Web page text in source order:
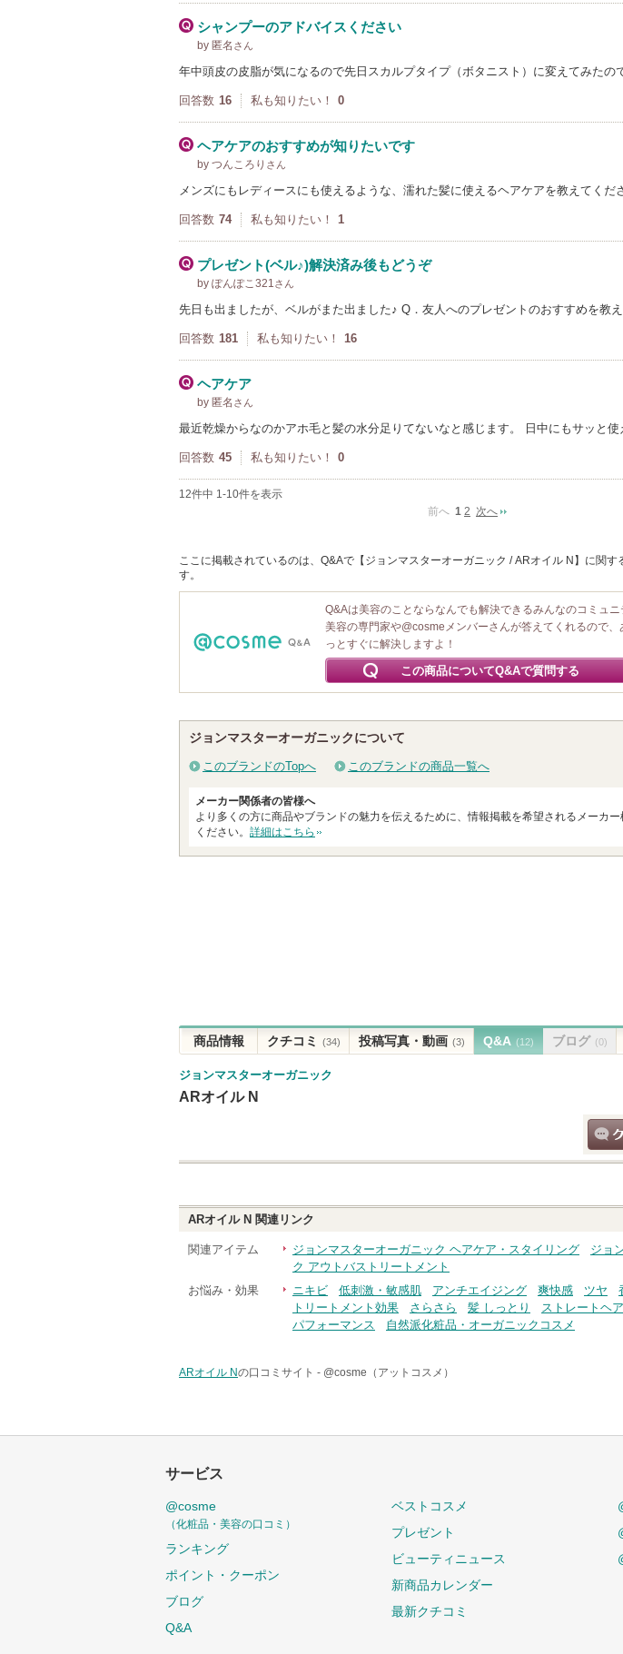
シャンプーのアドバイスください
by 匿名 さん
年中頭皮の皮脂が気になるので先日スカルプタイプ（ボタニスト）に変えてみたの
回答数 16 私も知りたい！ 0
ヘアケアのおすすめが知りたいです
by つんころり さん
メンズにもレディースにも使えるような、濡れた髪に使えるヘアケアを教えてくだ
回答数 74 私も知りたい！ 1
プレゼント(ベル♪)解決済み後もどうぞ
by ぽんぽこ321さん
先日も出ましたが、ベルがまた出ました♪ Q．友人へのプレゼントのおすすめを教
回答数 181 私も知りたい！ 16
ヘアケア
by 匿名 さん
最近乾燥からなのかアホ毛と髪の水分足りてないなと感じます。 日中にもサッと
回答数 45 私も知りたい！ 0
12件中 1-10件を表示
前へ 1 2 次へ
ここに掲載されているのは、Q&Aで【ジョンマスターオーガニック / ARオイル N】に関す
す。
Q&Aは美容のことならなんでも解決できるみんなのコミュニ
美容の専門家や@cosmeメンバーさんが答えてくれるので、
っとすぐに解決しますよ！
この商品についてQ&Aで質問する
ジョンマスターオーガニックについて
このブランドのTopへ このブランドの商品一覧へ
メーカー関係者の皆様へ
より多くの方に商品やブランドの魅力を伝えるために、情報掲載を希望されるメーカ
ください。 詳細はこちら
商品情報 クチコミ (34) 投稿写真・動画 (3) Q&A (12) ブログ (0)
ジョンマスターオーガニック
ARオイル N
ARオイル N 関連リンク
関連アイテム ジョンマスターオーガニック ヘアケア・スタイリング ジョ
ク アウトバストリートメント
お悩み・効果
ニキビ 低刺激・敏感肌 アンチエイジング 爽快感 ツヤ
トリートメント効果
さらさら 髪 しっとり ストレートヘア
パフォーマンス
自然派化粧品・オーガニックコスメ
ARオイル Nの口コミサイト - @cosme（アットコスメ）
サービス
@cosme
（化粧品・美容の口コミ）
ランキング
ポイント・クーポン
ブログ
Q&A
ベストコスメ
プレゼント
ビューティニュース
新商品カレンダー
最新クチコミ